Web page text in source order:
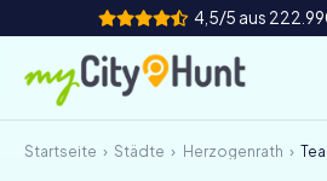
4,5/5 aus
So funktioniert's
Startseite Städte Herzogenrath